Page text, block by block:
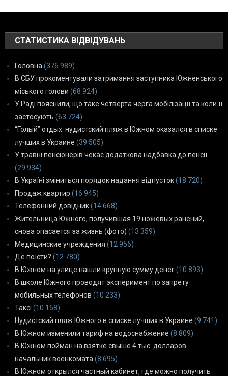
СТАТИСТИКА ВІДВІДУВАНЬ
Головна (376 989)
В СБУ прокоментували затримання заступника Южненського
міського голови (68 924)
У Раді пояснили, що таке четверта черга мобілізації та коли її
застосують (63 724)
“Голый” отдых: нудистский пляж в Южном оказался в списке
лучших в Украине (39 505)
У травні пенсіонерів чекає додаткова надбавка до пенсії
(29 934)
В Україні зміниться порядок надання відпусток(18 720)
Продаж квартир (16 945)
Телефонний довідник(14 668)
Жительница Южного, получившая 19 ножевых ранений,
снова опасается за жизнь (фото) (13 359)
Медицинские учреждения (12 956)
Де поїсти? (12 780)
В Южном на улице нашли крупную сумму денег(10 893)
В школе Южного проводят эксперимент по запрету
мобильных телефонов (10 233)
Таксі (10 158)
Нудистский пляж Южного в списке лучших в Украине (9 741)
В Южном изменили тариф на водоснабжение (8 809)
В Южном пойман на взятке свыше 4 тыс. долларов
начальник военкомата (8 695)
В Южном открылся частный кабинет, где можно получить